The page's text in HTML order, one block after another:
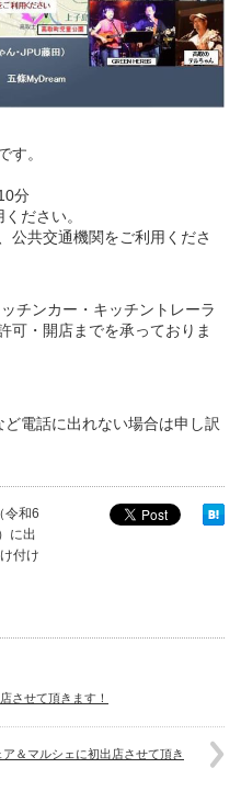
す。
分
ださい。
公共交通機関をご利用くださ
チンカー・キッチントレーラ
可・開店までを承っておりま
電話に出れない場合は申し訳
令和6
に出
付け
させて頂きます！
＆マルシェに初出店させて頂き